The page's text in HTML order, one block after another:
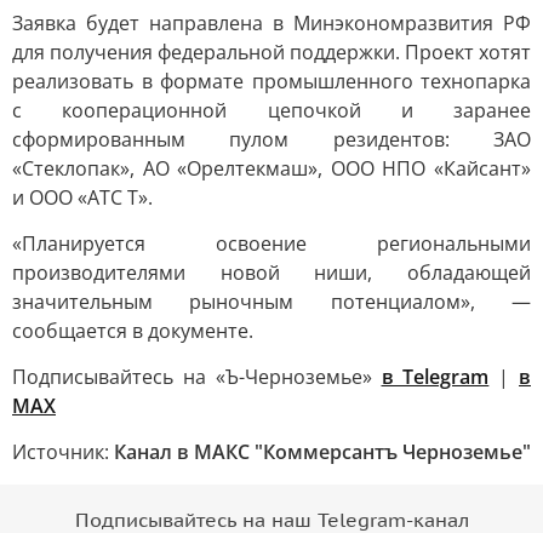
Заявка будет направлена в Минэкономразвития РФ
для получения федеральной поддержки. Проект хотят
реализовать в формате промышленного технопарка
с кооперационной цепочкой и заранее
сформированным пулом резидентов: ЗАО
«Стеклопак», АО «Орелтекмаш», ООО НПО «Кайсант»
и ООО «АТС Т».
«Планируется освоение региональными
производителями новой ниши, обладающей
значительным рыночным потенциалом», —
сообщается в документе.
Подписывайтесь на «Ъ-Черноземье» в Telegram | в
MAX
Источник: Канал в МАКС "Коммерсантъ Черноземье"
Подписывайтесь на наш Telegram-канал